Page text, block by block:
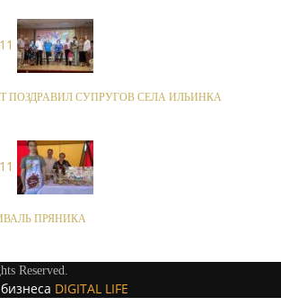
ПОЗДРАВИЛ СУПРУГОВ СЕЛА ИЛЬИНКА
ПРЯНИКА
Reserved.
DIGITAL LIFE